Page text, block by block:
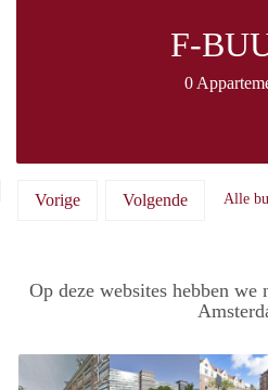
F-
0
Vorige Volgende Alle
Op deze websites hebben